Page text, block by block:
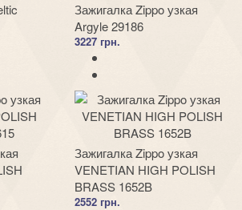
Зажигалка Zippo узкая
Argyle 29186
3227 грн.
Зажигалка Zippo узкая
VENETIAN HIGH POLISH
BRASS 1652B
2552 грн.